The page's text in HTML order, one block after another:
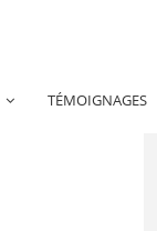
TÉMOIGNAGES